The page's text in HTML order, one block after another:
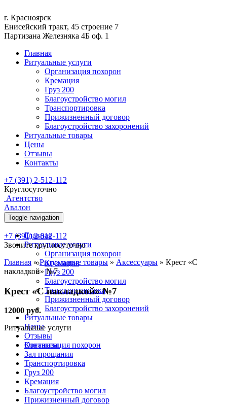
г. Красноярск
Енисейский тракт, 45 строение 7
Партизана Железняка 4Б оф. 1
Главная
Ритуальные услуги
Организация похорон
Кремация
Груз 200
Благоустройство могил
Транспортировка
Прижизненный договор
Благоустройство захоронений
Ритуальные товары
Цены
Отзывы
Контакты
+7 (391) 2-512-112
Круглосуточно
Агентство
Авалон
Toggle navigation
Главная
Ритуальные услуги
Организация похорон
Кремация
Груз 200
Благоустройство могил
Транспортировка
Прижизненный договор
Благоустройство захоронений
Ритуальные товары
Цены
Отзывы
Контакты
+7 (391) 2-512-112
Звоните круглосуточно
Главная »Ритуальные товары » Аксессуары » Крест «С
накладкой» №7
Крест «С накладкой» №7
12000 руб.
Ритуальные услуги
Организация похорон
Зал прощания
Транспортировка
Груз 200
Кремация
Благоустройство могил
Прижизненный договор